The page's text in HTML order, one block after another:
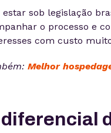
sob legislação
o processo e
com custo
Melhor